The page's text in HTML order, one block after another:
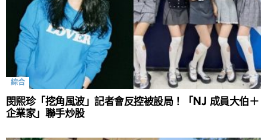
綜合
閔熙珍「挖角風波」記者會反控被設局！「NJ 成員大伯＋
企業家」聯手炒股